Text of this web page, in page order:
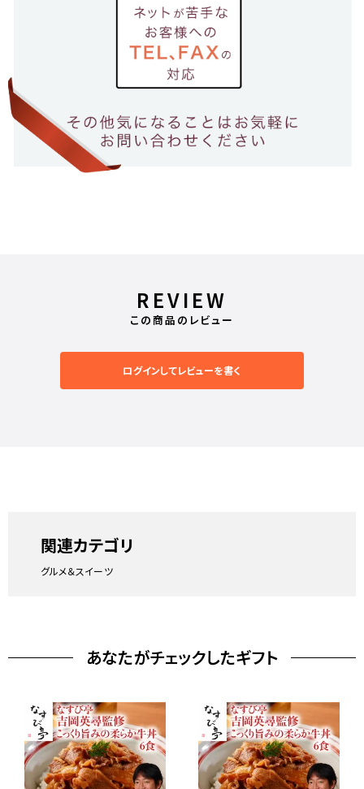
REVIEW
この商品のレビュー
ログインしてレビューを書く
関連カテゴリ
グルメ＆スイーツ
あなたがチェックしたギフト